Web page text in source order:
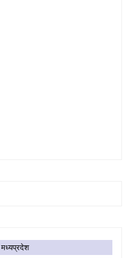
मध्यप्रदेश